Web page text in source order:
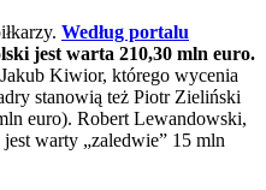
Według portalu
jest warta 210,30 mln euro.
Kiwior, którego wycenia
stanowią też Piotr Zieliński
euro). Robert Lewandowski,
warty „zaledwie” 15 mln